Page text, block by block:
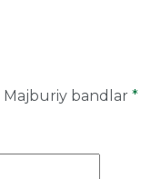
Majburiy bandlar *